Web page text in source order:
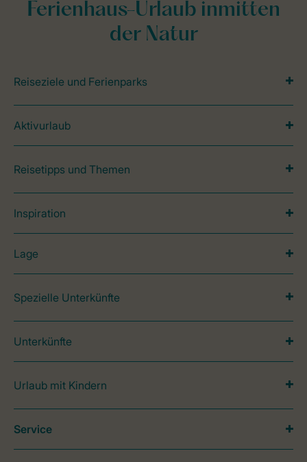
Ferienhaus-Urlaub inmitten
der Natur
Reiseziele und Ferienparks
Aktivurlaub
Reisetipps und Themen
Inspiration
Lage
Spezielle Unterkünfte
Unterkünfte
Urlaub mit Kindern
Service